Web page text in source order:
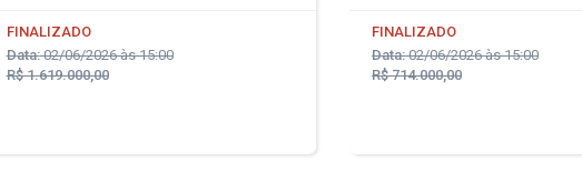
FINALIZADO
Data:02/06/2026 às 15:00
R$ 1.619.000,00
FINALIZADO
Data:02/06/2026 às 15:00
R$ 714.000,00